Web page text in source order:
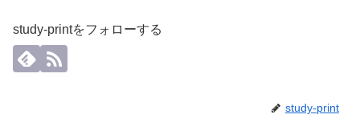
study-printをフォローする
study-print